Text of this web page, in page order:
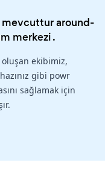
around-
merkezi.
ekibimiz,
gibi powr
sağlamak için